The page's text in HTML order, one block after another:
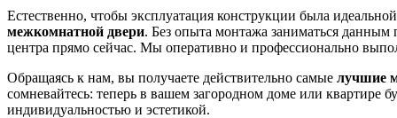
Естественно, чтобы эксплуатация конструкции была
межкомнатной двери. Без опыта монтажа заниматься данным
центра прямо сейчас. Мы оперативно и профессионально
Обращаясь к нам, вы получаете действительно самые лучшие
сомневайтесь: теперь в вашем загородном доме или квартире
индивидуальностью и эстетикой.